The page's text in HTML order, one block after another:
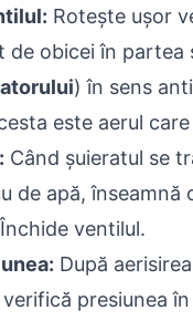
Rotește ușor
de obicei în partea
) în sens
este aerul care
Când șuieratul se
de apă, înseamnă
ventilul.
După
presiunea